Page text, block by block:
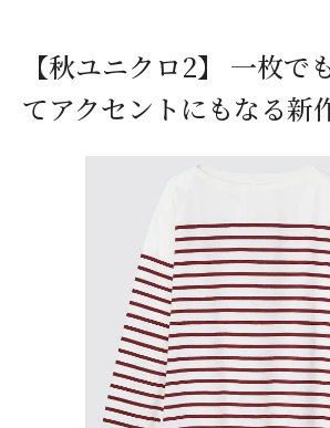
【秋ユニクロ2】 一枚で
てアクセントにもなる新